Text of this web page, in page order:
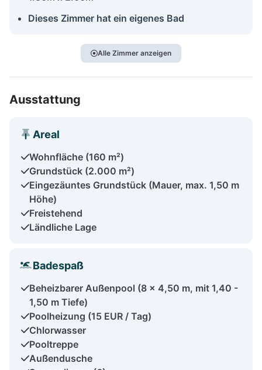
Dieses Zimmer hat ein eigenes Bad
Alle Zimmer anzeigen
Ausstattung
Areal
Wohnfläche (160 m²)
Grundstück (2.000 m²)
Eingezäuntes Grundstück (Mauer, max. 1,50 m
Höhe)
Freistehend
Ländliche Lage
Badespaß
Beheizbarer Außenpool (8 x 4,50 m, mit 1,40 -
1,50 m Tiefe)
Poolheizung (15 EUR / Tag)
Chlorwasser
Pooltreppe
Außendusche